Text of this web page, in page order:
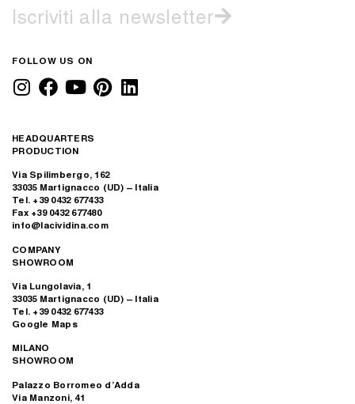
Iscriviti alla newsletter
FOLLOW US ON
HEADQUARTERS
PRODUCTION
Via Spilimbergo, 162
33035 Martignacco (UD) – Italia
Tel. +39 0432 677433
Fax +39 0432 677480
info@lacividina.com
COMPANY
SHOWROOM
Via Lungolavia, 1
33035 Martignacco (UD) – Italia
Tel. +39 0432 677433
Google Maps
MILANO
SHOWROOM
Palazzo Borromeo d’Adda
Via Manzoni, 41